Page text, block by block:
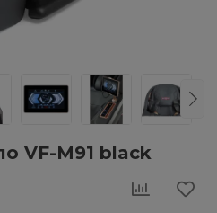
VF-M91 black